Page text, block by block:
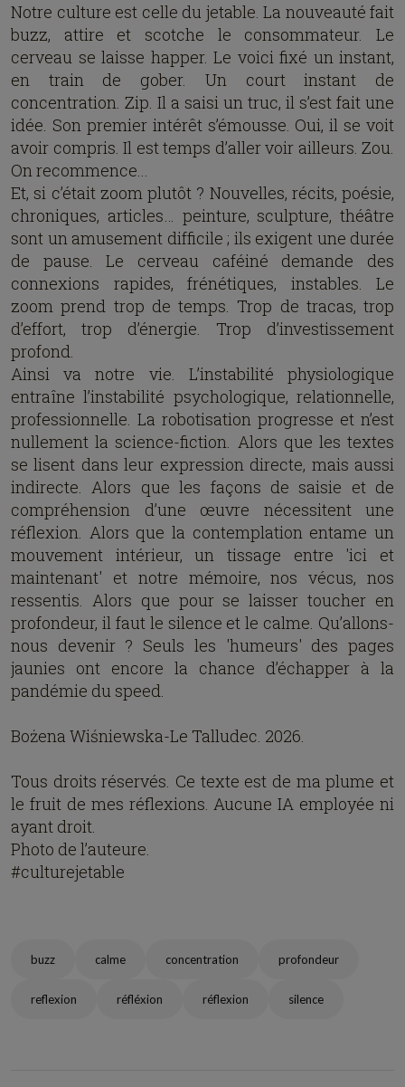
Notre culture est celle du jetable. La nouveauté fait
buzz, attire et scotche le consommateur. Le
cerveau se laisse happer. Le voici fixé un instant,
en train de gober. Un court instant de
concentration. Zip. Il a saisi un truc, il s’est fait une
idée. Son premier intérêt s’émousse. Oui, il se voit
avoir compris. Il est temps d’aller voir ailleurs. Zou.
On recommence...
Et, si c’était zoom plutôt ? Nouvelles, récits, poésie,
chroniques, articles… peinture, sculpture, théâtre
sont un amusement difficile ; ils exigent une durée
de pause. Le cerveau caféiné demande des
connexions rapides, frénétiques, instables. Le
zoom prend trop de temps. Trop de tracas, trop
d’effort, trop d’énergie. Trop d’investissement
profond.
Ainsi va notre vie. L’instabilité physiologique
entraîne l’instabilité psychologique, relationnelle,
professionnelle. La robotisation progresse et n’est
nullement la science-fiction. Alors que les textes
se lisent dans leur expression directe, mais aussi
indirecte. Alors que les façons de saisie et de
compréhension d’une œuvre nécessitent une
réflexion. Alors que la contemplation entame un
mouvement intérieur, un tissage entre 'ici et
maintenant' et notre mémoire, nos vécus, nos
ressentis. Alors que pour se laisser toucher en
profondeur, il faut le silence et le calme. Qu’allons-
nous devenir ? Seuls les 'humeurs' des pages
jaunies ont encore la chance d’échapper à la
pandémie du speed.
Bożena Wiśniewska-Le Talludec. 2026.
Tous droits réservés. Ce texte est de ma plume et
le fruit de mes réflexions. Aucune IA employée ni
ayant droit.
Photo de l’auteure.
#culturejetable
buzz calme concentration profondeur
reflexion réfléxion réflexion silence